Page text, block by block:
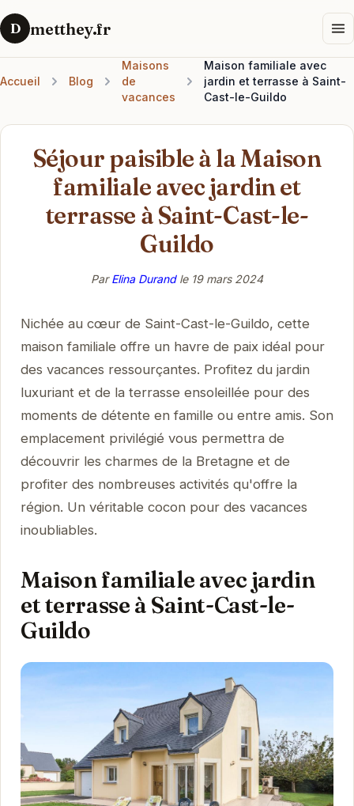
D metthey.fr
Accueil Blog
Maisons
de
vacances
Maison familiale avec
jardin et terrasse à Saint-
Cast-le-Guildo
Séjour paisible à la Maison
familiale avec jardin et
terrasse à Saint-Cast-le-
Guildo
ParElina Durandle 19 mars 2024
Nichée au cœur de Saint-Cast-le-Guildo, cette
maison familiale offre un havre de paix idéal pour
des vacances ressourçantes. Profitez du jardin
luxuriant et de la terrasse ensoleillée pour des
moments de détente en famille ou entre amis. Son
emplacement privilégié vous permettra de
découvrir les charmes de la Bretagne et de
profiter des nombreuses activités qu'offre la
région. Un véritable cocon pour des vacances
inoubliables.
Maison familiale avec jardin
et terrasse à Saint-Cast-le-
Guildo